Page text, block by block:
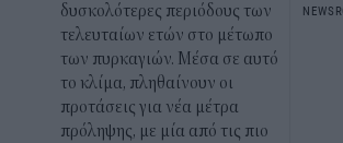
δυσκολότερες περιόδους των
τελευταίων ετών στο μέτωπο
των πυρκαγιών. Μέσα σε αυτό
το κλίμα, πληθαίνουν οι
προτάσεις για νέα μέτρα
πρόληψης, με μία από τις πιο